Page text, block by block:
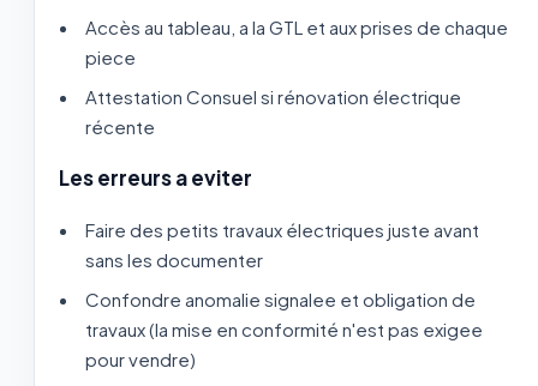
Accès au tableau, a la GTL et aux prises de chaque
piece
Attestation Consuel si rénovation électrique
récente
Les erreurs a eviter
Faire des petits travaux électriques juste avant
sans les documenter
Confondre anomalie signalee et obligation de
travaux (la mise en conformité n'est pas exigee
pour vendre)